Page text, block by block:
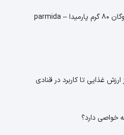
غذایی تا کاربرد در قنادی
دارد؟